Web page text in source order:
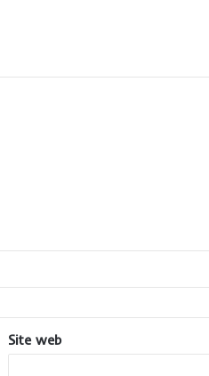
Site web